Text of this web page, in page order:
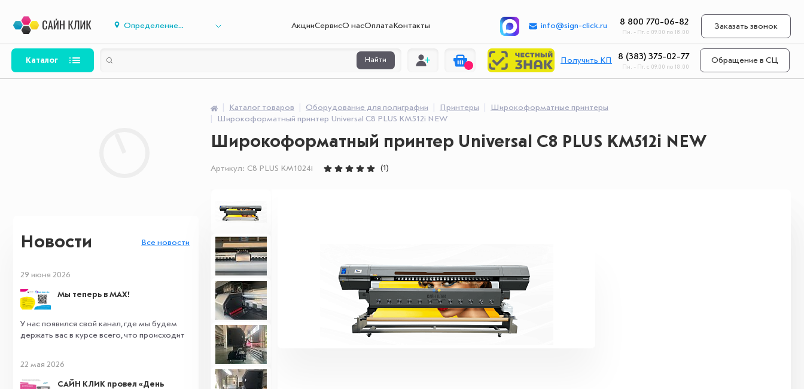
Определение... АкцииСервисО насОплата Контакты info@sign-click.ru 8 800 770-06-82
Пн. - Пт. с 09.00 по 18.00
Заказать звонок
Каталог Найти Получить КП 8 (383) 375-02-77
Пн. - Пт. с 09.00 по 18.00
Обращение в СЦ
Новости Все новости
29 июня 2026
Мы теперь в MAX!
У нас появился свой канал, где мы будем
держать вас в курсе всего, что происходит
22 мая 2026
САЙН КЛИК провел «День
Каталог товаров Оборудование для полиграфии Принтеры
Широкоформатные принтеры
Широкоформатный принтер Universal C8 PLUS KM512i NEW
Широкоформатный принтер Universal C8 PLUS KM512i NEW
Артикул: C8 PLUS KM1024i (1)